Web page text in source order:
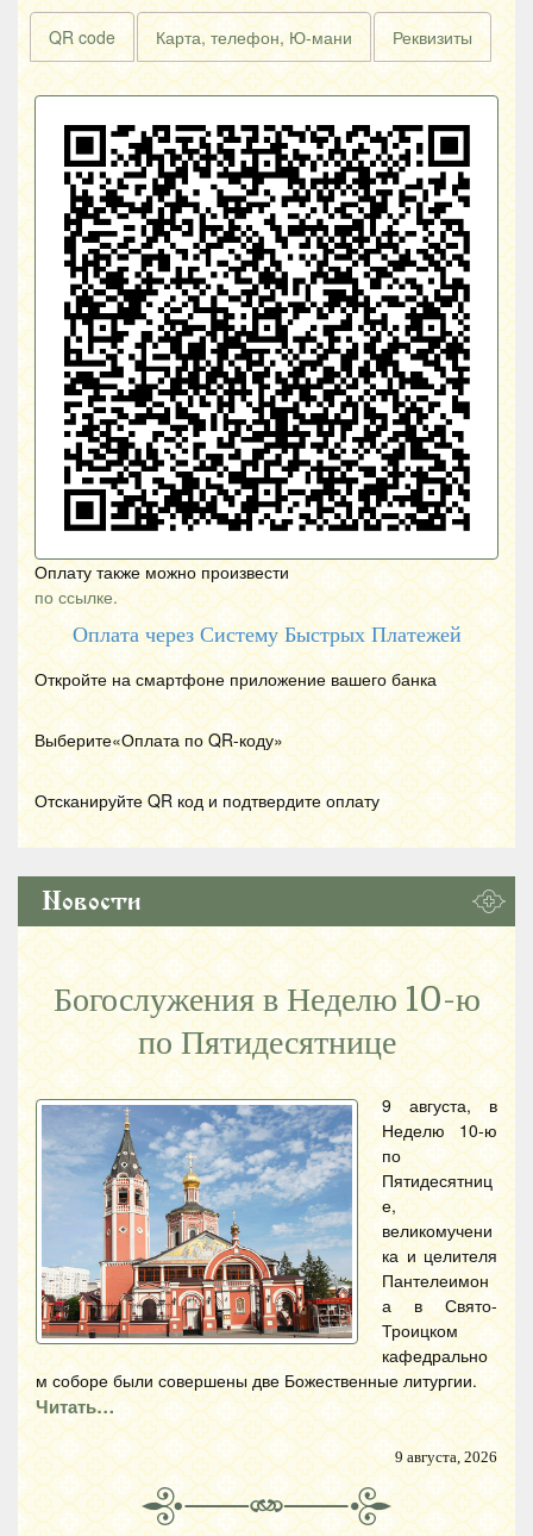
QR code Карта, телефон, Ю-мани Реквизиты
Оплату также можно произвести
по ссылке.
Оплата через Систему Быстрых Платежей
Откройте на смартфоне приложение вашего банка
Выберите«Оплата по QR-коду»
Отсканируйте QR код и подтвердите оплату
Новости
Богослужения в Неделю 10-ю
по Пятидесятнице
9 августа, в
Неделю 10-ю
по
Пятидесятниц
е,
великомучени
ка и целителя
Пантелеимон
а в Свято-
Троицком
кафедрально
м соборе были совершены две Божественные литургии.
Читать…
9 августа, 2026